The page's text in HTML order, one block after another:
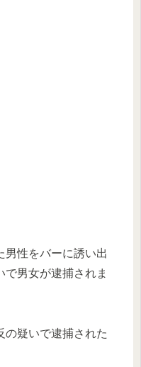
男性をバーに誘い出
で男女が逮捕されま
の疑いで逮捕された